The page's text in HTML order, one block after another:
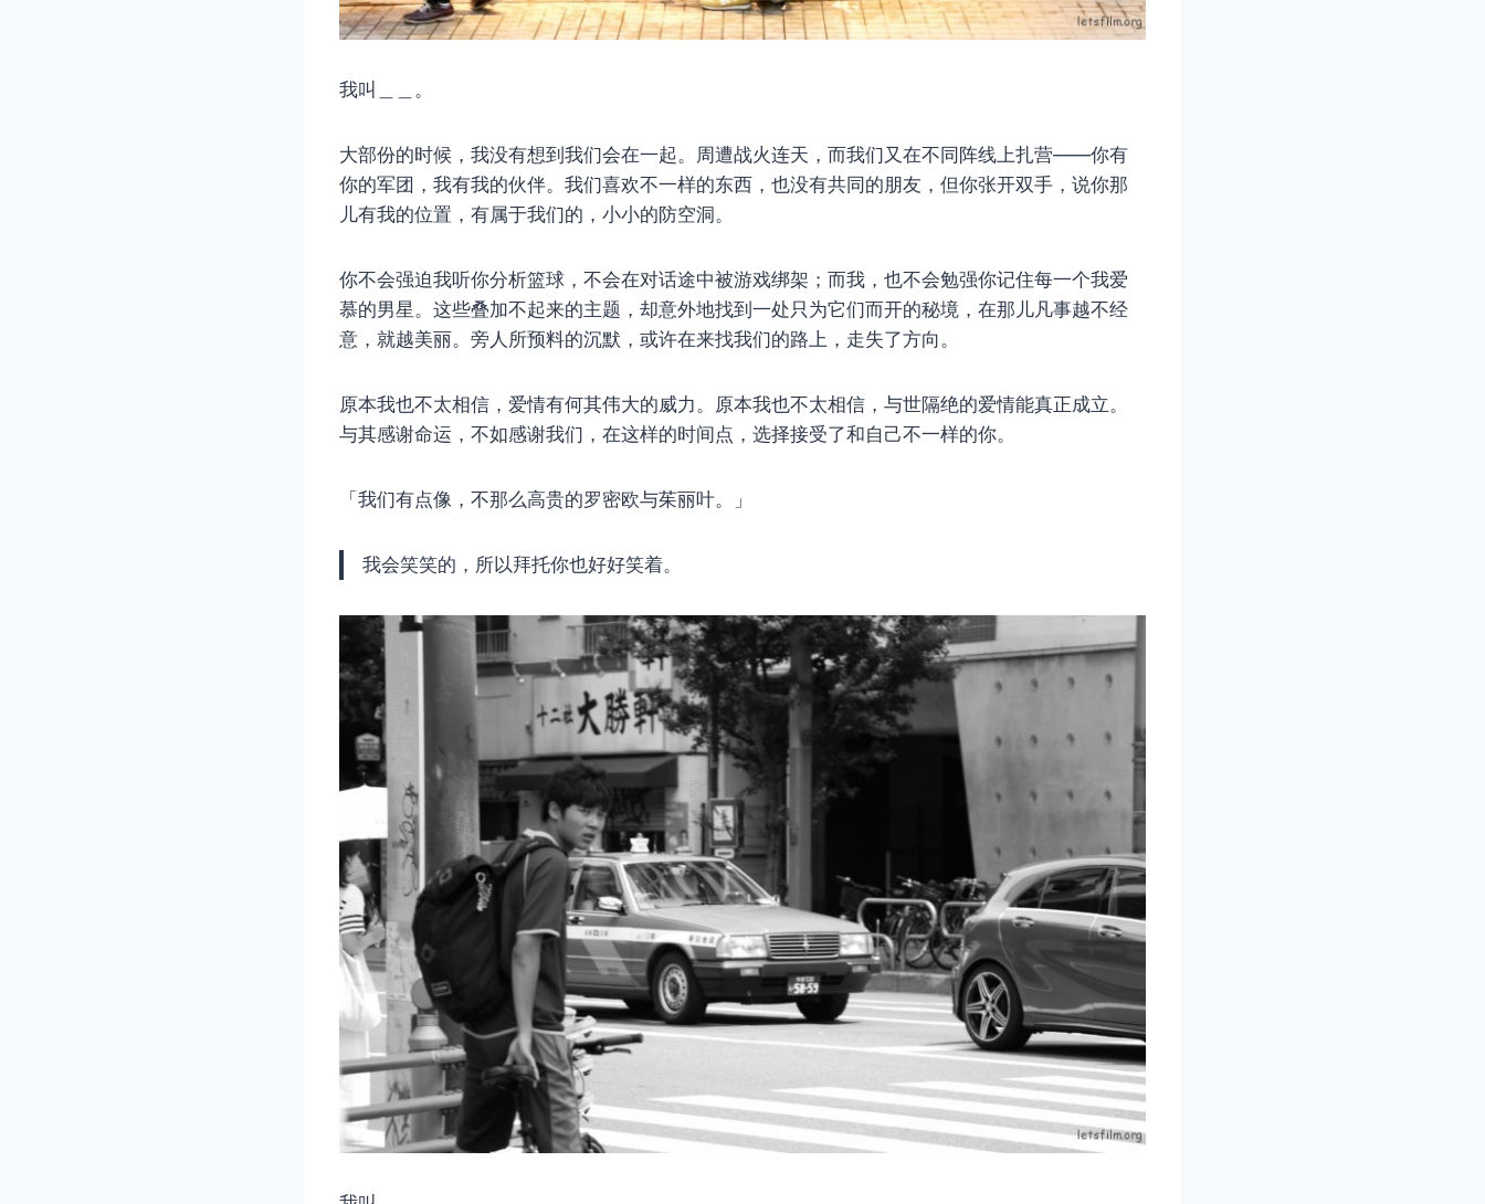
我叫＿＿。
大部份的时候，我没有想到我们会在一起。周遭战火连天，而我们又在不同阵线上扎营——你有
你的军团，我有我的伙伴。我们喜欢不一样的东西，也没有共同的朋友，但你张开双手，说你那
儿有我的位置，有属于我们的，小小的防空洞。
你不会强迫我听你分析篮球，不会在对话途中被游戏绑架；而我，也不会勉强你记住每一个我爱
慕的男星。这些叠加不起来的主题，却意外地找到一处只为它们而开的秘境，在那儿凡事越不经
意，就越美丽。旁人所预料的沉默，或许在来找我们的路上，走失了方向。
原本我也不太相信，爱情有何其伟大的威力。原本我也不太相信，与世隔绝的爱情能真正成立。
与其感谢命运，不如感谢我们，在这样的时间点，选择接受了和自己不一样的你。
「我们有点像，不那么高贵的罗密欧与茱丽叶。」
我会笑笑的，所以拜托你也好好笑着。